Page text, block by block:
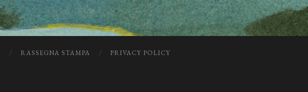
RASSEGNA STAMPA PRIVACY POLICY